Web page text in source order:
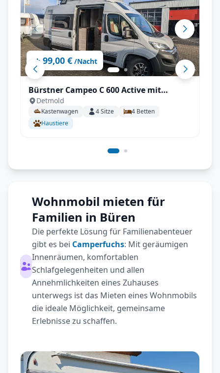
ab 99,00 € /Nacht
Bürstner Campeo C 600 Active mit
Aufstelldach, AHK - All inkl.
Detmold
Kastenwagen 4Sitze 4 Betten
Haustiere
Wohnmobil mieten für
Familien in Büren
Die perfekte Lösung für Familienabenteuer
gibt es bei Camperfuchs: Mit geräumigen
Innenräumen, komfortablen
Schlafgelegenheiten und allen
Annehmlichkeiten eines Zuhauses
unterwegs ist das Mieten eines Wohnmobils
die ideale Möglichkeit, gemeinsame
Erlebnisse zu schaffen.